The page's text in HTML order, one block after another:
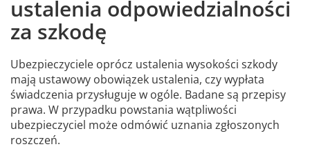
ustalenia odpowiedzialności
za szkodę
Ubezpieczyciele oprócz ustalenia wysokości szkody
mają ustawowy obowiązek ustalenia, czy wypłata
świadczenia przysługuje w ogóle. Badane są przepisy
prawa. W przypadku powstania wątpliwości
ubezpieczyciel może odmówić uznania zgłoszonych
roszczeń.